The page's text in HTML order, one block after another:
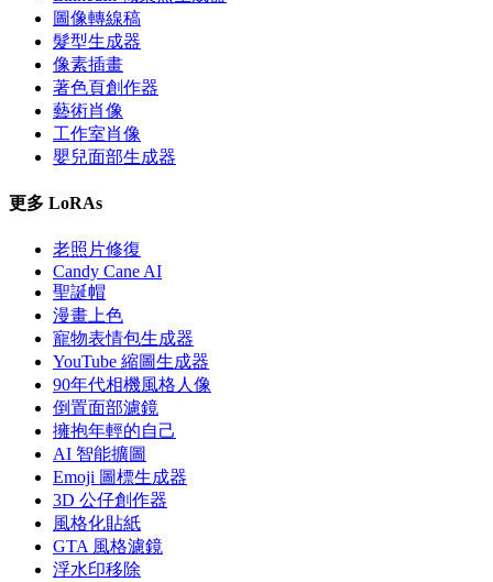
圖像轉線稿
髮型生成器
像素插畫
著色頁創作器
藝術肖像
工作室肖像
嬰兒面部生成器
更多 LoRAs
老照片修復
Candy Cane AI
聖誕帽
漫畫上色
寵物表情包生成器
YouTube 縮圖生成器
90年代相機風格人像
倒置面部濾鏡
擁抱年輕的自己
AI 智能擴圖
Emoji 圖標生成器
3D 公仔創作器
風格化貼紙
GTA 風格濾鏡
浮水印移除